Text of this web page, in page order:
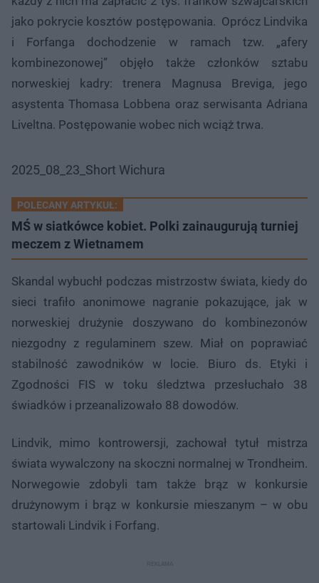
jako pokrycie kosztów postępowania. Oprócz Lindvika
i Forfanga dochodzenie w ramach tzw. „afery
kombinezonowej” objęło także członków sztabu
norweskiej kadry: trenera Magnusa Breviga, jego
asystenta Thomasa Lobbena oraz serwisanta Adriana
Liveltna. Postępowanie wobec nich wciąż trwa.
2025_08_23_Short Wichura
POLECANY ARTYKUŁ:
MŚ w siatkówce kobiet. Polki zainaugurują turniej
meczem z Wietnamem
Skandal wybuchł podczas mistrzostw świata, kiedy do
sieci trafiło anonimowe nagranie pokazujące, jak w
norweskiej drużynie doszywano do kombinezonów
niezgodny z regulaminem szew. Miał on poprawiać
stabilność zawodników w locie. Biuro ds. Etyki i
Zgodności FIS w toku śledztwa przesłuchało 38
świadków i przeanalizowało 88 dowodów.
Lindvik, mimo kontrowersji, zachował tytuł mistrza
świata wywalczony na skoczni normalnej w Trondheim.
Norwegowie zdobyli tam także brąz w konkursie
drużynowym i brąz w konkursie mieszanym – w obu
startowali Lindvik i Forfang.